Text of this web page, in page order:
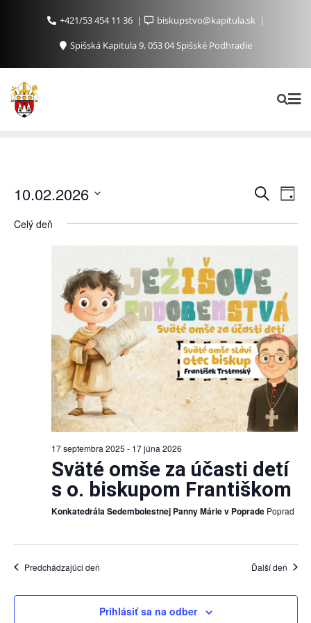
+421/53 454 11 36
biskupstvo@kapitula.sk
Spišská Kapitula 9, 053 04 Spišské Podhradie
Udalosti
and
Views
Vyhľadať
Day
10.02.2026
dátum.
Celý deň
17 septembra 2025 - 17 júna 2026
Sväté omše za účasti detí
s o. biskupom Františkom
Konkatedrála Sedembolestnej Panny Márie v Poprade Poprad
Predchádzajúci deň Ďalší deň
Prihlásiť sa na odber